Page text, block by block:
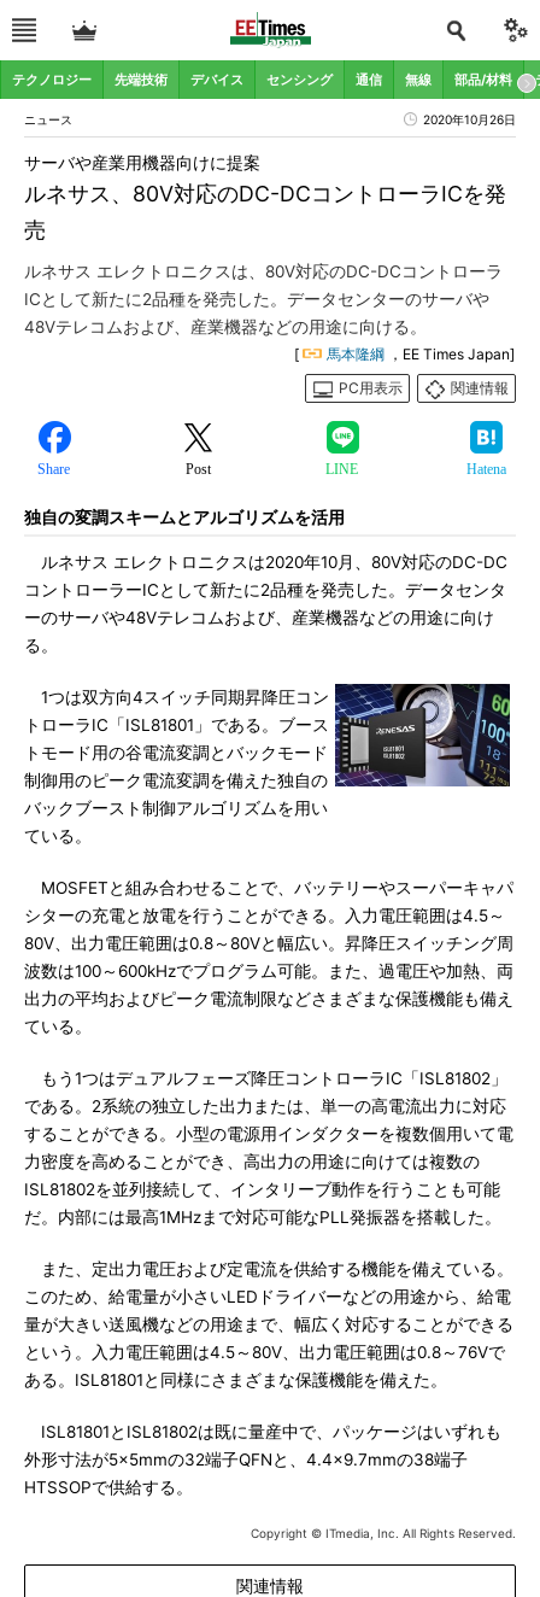
テクノロジー 先端技術 デバイス センシング 通信 無線 部品/材料
ニュース 2020年10月26日
ルネサス、80V対応のDC-DCコントローラICを発
売
サーバや産業用機器向けに提案
ルネサス エレクトロニクスは、80V対応のDC-DCコントローラ
ICとして新たに2品種を発売した。データセンターのサーバや
48Vテレコムおよび、産業機器などの用途に向ける。
[ 馬本隆綱 ，EE Times Japan]
PC用表示
関連情報
Share Post LINE Hatena
独自の変調スキームとアルゴリズムを活用
ルネサス エレクトロニクスは2020年10月、80V対応のDC-DC
コントローラーICとして新たに2品種を発売した。データセンタ
ーのサーバや48Vテレコムおよび、産業機器などの用途に向け
る。
1つは双方向4スイッチ同期昇降圧コン
トローラIC「ISL81801」である。ブース
トモード用の谷電流変調とバックモード
制御用のピーク電流変調を備えた独自の
バックブースト制御アルゴリズムを用い
ている。
MOSFETと組み合わせることで、バッテリーやスーパーキャパ
シターの充電と放電を行うことができる。入力電圧範囲は4.5～
80V、出力電圧範囲は0.8～80Vと幅広い。昇降圧スイッチング周
波数は100～600kHzでプログラム可能。また、過電圧や加熱、両
出力の平均およびピーク電流制限などさまざまな保護機能も備え
ている。
もう1つはデュアルフェーズ降圧コントローラIC「ISL81802」
である。2系統の独立した出力または、単一の高電流出力に対応
することができる。小型の電源用インダクターを複数個用いて電
力密度を高めることができ、高出力の用途に向けては複数の
ISL81802を並列接続して、インタリーブ動作を行うことも可能
だ。内部には最高1MHzまで対応可能なPLL発振器を搭載した。
また、定出力電圧および定電流を供給する機能を備えている。
このため、給電量が小さいLEDドライバーなどの用途から、給電
量が大きい送風機などの用途まで、幅広く対応することができる
という。入力電圧範囲は4.5～80V、出力電圧範囲は0.8～76Vで
ある。ISL81801と同様にさまざまな保護機能を備えた。
ISL81801とISL81802は既に量産中で、パッケージはいずれも
外形寸法が5×5mmの32端子QFNと、4.4×9.7mmの38端子
HTSSOPで供給する。
Copyright © ITmedia, Inc. All Rights Reserved.
関連情報